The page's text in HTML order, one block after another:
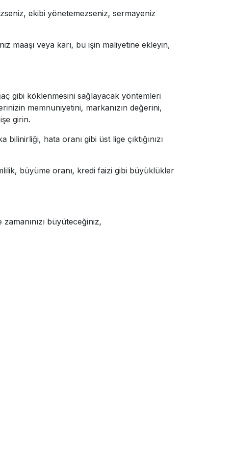
ekibi yönetemezseniz, sermayeniz
maaşı veya karı, bu işin maliyetine ekleyin,
gibi köklenmesini sağlayacak yöntemleri
memnuniyetini, markanızın değerini,
girin.
hata oranı gibi üst lige çıktığınızı
büyüme oranı, kredi faizi gibi büyüklükler
büyüteceğiniz,